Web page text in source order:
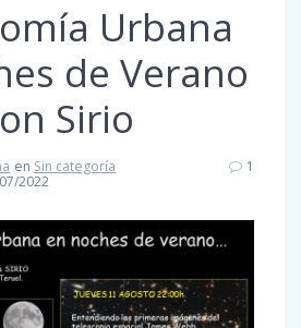
Urbana
de Verano
Sirio
en Sin categoría
2022
1